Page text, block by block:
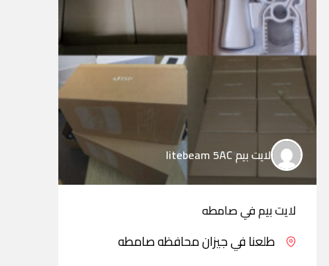
لايت بيم litebeam 5AC
لايت بيم في صامطه
طلعنا في جيزان محافظه صامطه